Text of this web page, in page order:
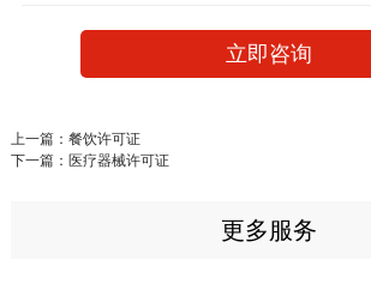
立即咨询
上一篇： 餐饮许可证
下一篇： 医疗器械许可证
更多服务